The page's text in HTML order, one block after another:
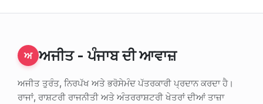
ਅ ਅਜੀਤ - ਪੰਜਾਬ ਦੀ ਆਵਾਜ਼
ਅਜੀਤ ਤੁਰੰਤ, ਨਿਰਪੱਖ ਅਤੇ ਭਰੋਸੇਮੰਦ ਪੱਤਰਕਾਰੀ ਪ੍ਰਦਾਨ ਕਰਦਾ ਹੈ।
ਰਾਜਾਂ, ਰਾਸ਼ਟਰੀ ਰਾਜਨੀਤੀ ਅਤੇ ਅੰਤਰਰਾਸ਼ਟਰੀ ਖੇਤਰਾਂ ਦੀਆਂ ਤਾਜ਼ਾ